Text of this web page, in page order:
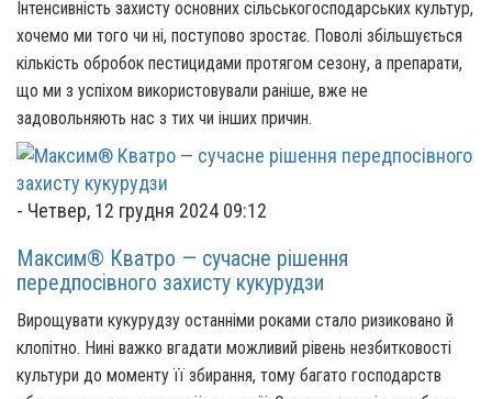
Інтенсивність захисту основних сільськогосподарських культур,
хочемо ми того чи ні, поступово зростає. Поволі збільшується
кількість обробок пестицидами протягом сезону, а препарати,
що ми з успіхом використовували раніше, вже не
задовольняють нас з тих чи інших причин.
- Четвер, 12 грудня 2024 09:12
Максим® Кватро — сучасне рішення
передпосівного захисту кукурудзи
Вирощувати кукурудзу останніми роками стало ризиковано й
клопітно. Нині важко вгадати можливий рівень незбитковості
культури до моменту її збирання, тому багато господарств